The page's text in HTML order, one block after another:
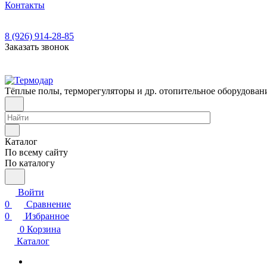
Контакты
8 (926) 914-28-85
Заказать звонок
Тёплые полы, терморегуляторы и др. отопительное
Каталог
По всему сайту
По каталогу
Войти
0
Сравнение
0
Избранное
0 Корзина
Каталог